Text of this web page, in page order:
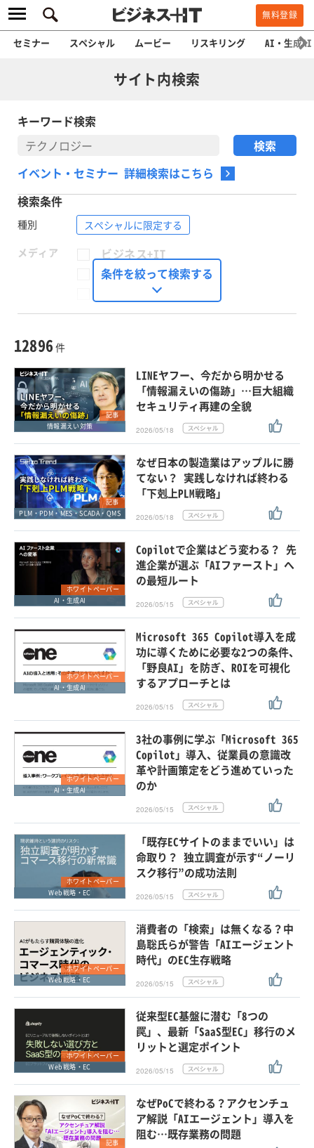
無料登録
セミナー スペシャル ムービー リスキリング AI・生成AI
サイト内検索
キーワード検索
イベント・セミナー 詳細検索はこちら
検索条件
種別
スペシャルに限定する
メディア
ビジネス+IT
FinTech Journal
Seizo Trend
外部ニュース
スペシャルに限定する
タグ
クリア この条件で検索する
条件を絞って検索する
12896 件
記事
情報漏えい対策
LINEヤフー、今だから明かせる
「情報漏えいの傷跡」…巨大組織
セキュリティ再建の全貌
2026/05/18
記事
PLM・PDM・MES・SCADA・QMS
なぜ日本の製造業はアップルに勝
てない？ 実践しなければ終わる
「下剋上PLM戦略」
2026/05/18
ホワイトペーパー
AI・生成AI
Copilotで企業はどう変わる？ 先
進企業が選ぶ「AIファースト」へ
の最短ルート
2026/05/15
ホワイトペーパー
AI・生成AI
Microsoft 365 Copilot導入を成
功に導くために必要な2つの条件、
「野良AI」を防ぎ、ROIを可視化
するアプローチとは
2026/05/15
ホワイトペーパー
AI・生成AI
3社の事例に学ぶ「Microsoft 365
Copilot」導入、従業員の意識改
革や計画策定をどう進めていった
のか
2026/05/15
ホワイトペーパー
Web戦略・EC
「既存ECサイトのままでいい」は
命取り？ 独立調査が示す“ノーリ
スク移行”の成功法則
2026/05/15
ホワイトペーパー
Web戦略・EC
消費者の「検索」は無くなる？中
島聡氏らが警告「AIエージェント
時代」のEC生存戦略
2026/05/15
ホワイトペーパー
Web戦略・EC
従来型EC基盤に潜む「8つの
罠」、最新「SaaS型EC」移行のメ
リットと選定ポイント
2026/05/15
記事
なぜPoCで終わる？アクセンチュ
ア解説「AIエージェント」導入を
阻む…既存業務の問題